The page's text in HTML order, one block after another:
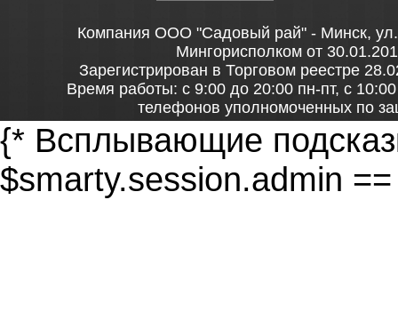
Компания ООО "Садовый рай" - Минск,
Мингорисполком от
Зарегистрирован в Торговом реестре
Время работы: с 9:00 до 20:00 пн-пт, с
телефонов уполномоченных по
+37517306-42-65 – администрация
главное управление торговли и
{* Всплывающие
$smarty.session.admin